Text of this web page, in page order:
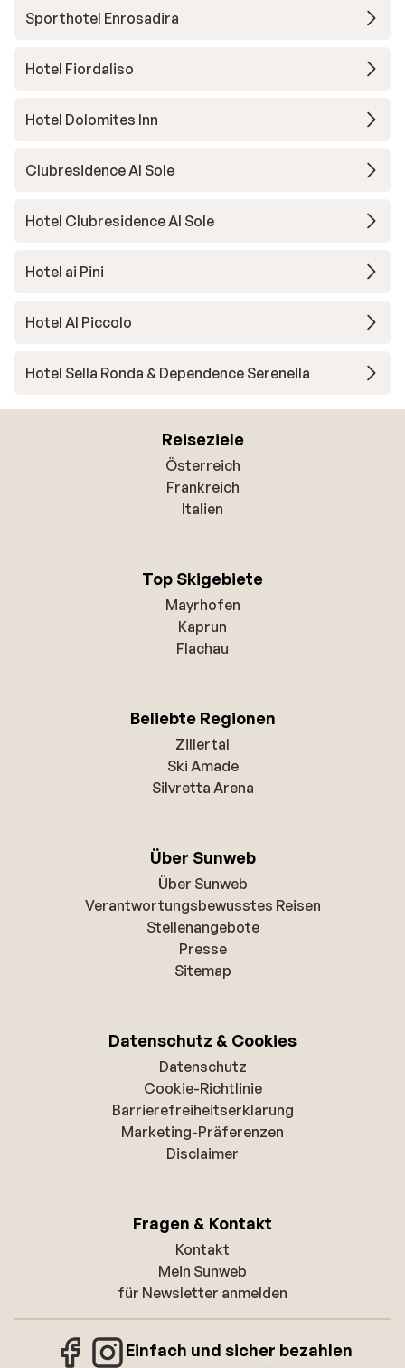
Sporthotel Enrosadira
Hotel Fiordaliso
Hotel Dolomites Inn
Clubresidence Al Sole
Hotel Clubresidence Al Sole
Hotel ai Pini
Hotel Al Piccolo
Hotel Sella Ronda & Dependence Serenella
Reiseziele
Österreich
Frankreich
Italien
Top Skigebiete
Mayrhofen
Kaprun
Flachau
Beliebte Regionen
Zillertal
Ski Amade
Silvretta Arena
Über Sunweb
Über Sunweb
Verantwortungsbewusstes Reisen
Stellenangebote
Presse
Sitemap
Datenschutz & Cookies
Datenschutz
Cookie-Richtlinie
Barrierefreiheitserklarung
Marketing-Präferenzen
Disclaimer
Fragen & Kontakt
Kontakt
Mein Sunweb
für Newsletter anmelden
Einfach und sicher bezahlen